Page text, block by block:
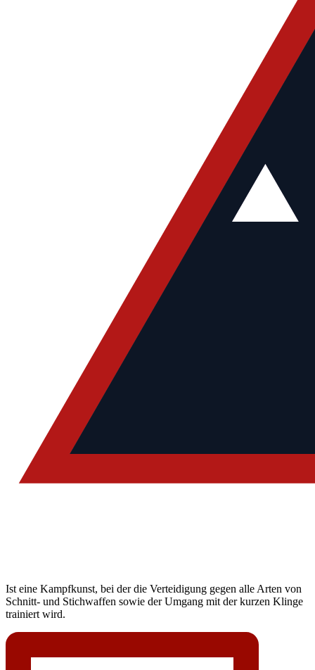
Ist eine Kampfkunst, bei der die Verteidigung gegen alle Arten von
Schnitt- und Stichwaffen sowie der Umgang mit der kurzen Klinge
trainiert wird.